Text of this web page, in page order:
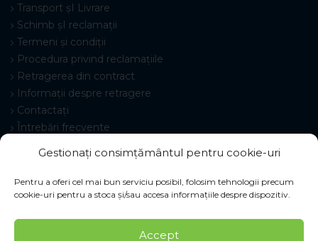
Gestionați consimțământul pentru cookie-uri
Pentru a oferi cel mai bun serviciu posibil, folosim tehnologii precum
cookie-uri pentru a stoca și/sau accesa informațiile despre dispozitiv.
Accept
Transport șI Livrare
Schimb șI reclamații
Termeni și condiții
Procedura privind reclamațiile
Retragerea din contract
Informații despre retragere
Contactați
Întrebări frecvente
© 2026 Pracovné odevy ZIKO s. r. o., toate drepturile